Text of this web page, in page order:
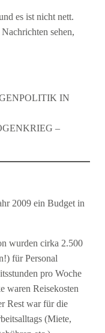
es ist nicht nett.
sehen,
IN
–
2009 ein Budget in
wurden cirka 2.500
für Personal
pro Woche
waren Reisekosten
Rest war für die
(Miete,